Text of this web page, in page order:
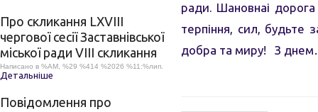
Про скликання LХVІІІ
чергової сесії Заставнівської
міської ради VIII скликання
Написано в %AM, %29 %414 %2026 %11:%лип.
Детальніше
Повідомлення про
ради. Шановнаі
терпіння, сил, будьте
добра та миру! З